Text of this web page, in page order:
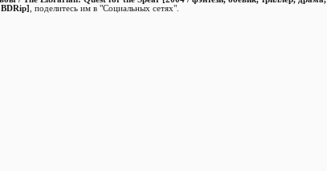
, поделитесь им в "Социальных сетях".